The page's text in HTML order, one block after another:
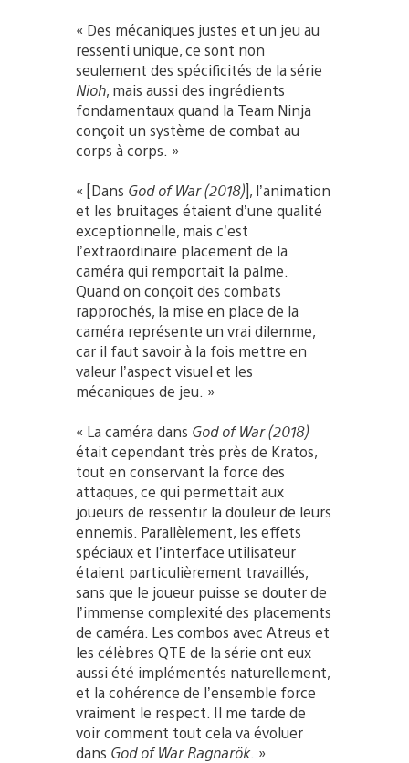
« Des mécaniques justes et un jeu au
ressenti unique, ce sont non
seulement des spécificités de la série
Nioh, mais aussi des ingrédients
fondamentaux quand la Team Ninja
conçoit un système de combat au
corps à corps. »
« [Dans God of War (2018)], l’animation
et les bruitages étaient d’une qualité
exceptionnelle, mais c’est
l’extraordinaire placement de la
caméra qui remportait la palme.
Quand on conçoit des combats
rapprochés, la mise en place de la
caméra représente un vrai dilemme,
car il faut savoir à la fois mettre en
valeur l’aspect visuel et les
mécaniques de jeu. »
« La caméra dans God of War (2018)
était cependant très près de Kratos,
tout en conservant la force des
attaques, ce qui permettait aux
joueurs de ressentir la douleur de leurs
ennemis. Parallèlement, les effets
spéciaux et l’interface utilisateur
étaient particulièrement travaillés,
sans que le joueur puisse se douter de
l’immense complexité des placements
de caméra. Les combos avec Atreus et
les célèbres QTE de la série ont eux
aussi été implémentés naturellement,
et la cohérence de l’ensemble force
vraiment le respect. Il me tarde de
voir comment tout cela va évoluer
dans God of War Ragnarök. »